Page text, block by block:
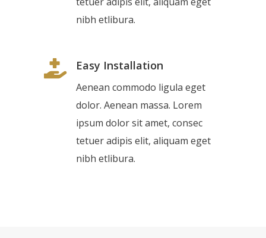
nibh etlibura.
Easy Installation
Aenean commodo ligula eget
dolor. Aenean massa. Lorem
ipsum dolor sit amet, consec
tetuer adipis elit, aliquam eget
nibh etlibura.